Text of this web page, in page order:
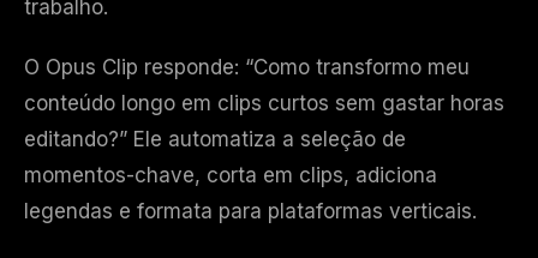
trabalho.
O Opus Clip responde: “Como transformo meu
conteúdo longo em clips curtos sem gastar horas
editando?” Ele automatiza a seleção de
momentos-chave, corta em clips, adiciona
legendas e formata para plataformas verticais.